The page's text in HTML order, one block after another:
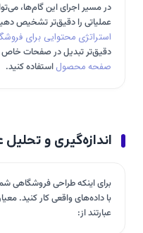
در مسیر اجرای این گام‌ها،
عملیاتی را دقیق‌تر تشخیص
استراتژی محتوایی برای
دقیق‌تر تبدیل در صفحات خاص
صفحه محصول استفاده کنید.
اندازه‌گیری و تحلیل
برای اینکه طراحی فروشگاهی
با داده‌های واقعی کار کنید.
عبارتند از: